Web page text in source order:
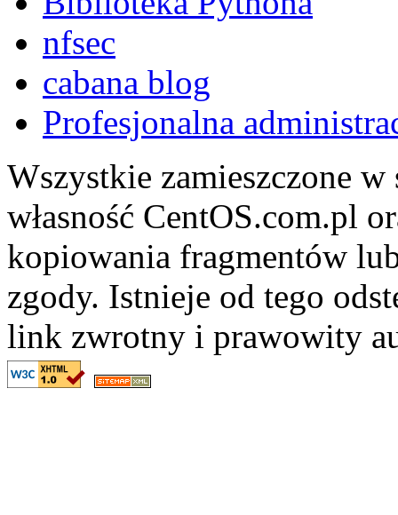
nfsec
cabana blog
Profesjonalna
Wszystkie zamieszczone
własność CentOS.com.pl
kopiowania fragmentów
zgody. Istnieje od tego
link zwrotny i prawowity